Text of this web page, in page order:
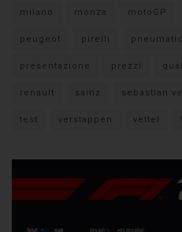
milano monza motoGP
peugeot pirelli
presentazione prezzi
renault sainz sebastian
test verstappen vettel